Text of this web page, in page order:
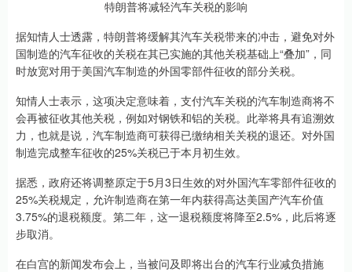
特朗普将减轻汽车关税的影响
据知情人士透露，特朗普将缓解其汽车关税带来的冲击，避免对外
国制造的汽车征收的关税在其已实施的其他关税基础上“叠加”，同
时放宽对用于美国汽车制造的外国零部件征收的部分关税。
知情人士表示，这项决定意味着，支付汽车关税的汽车制造商将不
会再被征收其他关税，例如对钢铁和铝的关税。此举将具有追溯效
力，也就是说，汽车制造商可获得已缴纳相关关税的退还。对外国
制造完成整车征收的25%关税已于本月初生效。
据悉，政府还将调整原定于5月3日生效的对外国汽车零部件征收的
25%关税规定，允许制造商在第一年内获得高达美国产汽车价值
3.75%的退税额度。第二年，这一退税额度将降至2.5%，此后将逐
步取消。
在白宫的新闻发布会上，当被问及即将出台的汽车行业减负措施